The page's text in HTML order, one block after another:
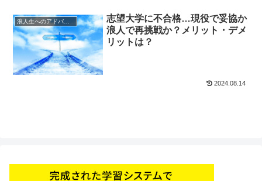
浪人生へのアドバイス
志望大学に不合格…現役で妥協か
浪人で再挑戦か？メリット・デメ
リットは？
2024.08.14